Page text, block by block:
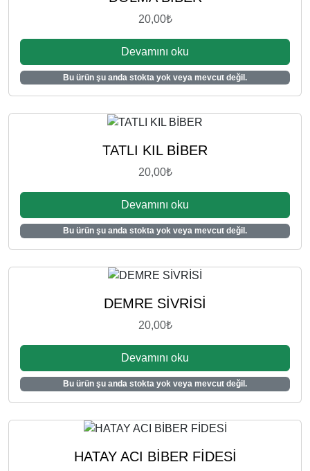
20,00₺
Devamını oku
Bu ürün şu anda stokta yok veya mevcut değil.
TATLI KIL BİBER
20,00₺
Devamını oku
Bu ürün şu anda stokta yok veya mevcut değil.
DEMRE SİVRİSİ
20,00₺
Devamını oku
Bu ürün şu anda stokta yok veya mevcut değil.
HATAY ACI BİBER FİDESİ